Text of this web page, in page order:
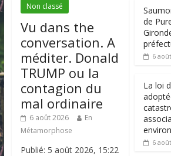
Non classé
Vu dans the
conversation. A
méditer. Donald
TRUMP ou la
contagion du
mal ordinaire
6 août 2026
En
Métamorphose
Publié: 5 août 2026, 15:22
de
6
La loi
6